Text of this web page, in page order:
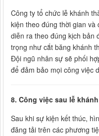
Công ty tổ chức lễ khánh
kiện theo đúng thời gian
diễn ra theo đúng kịch bản
trọng như cắt băng khánh
Đội ngũ nhân sự sẽ phối
để đảm bảo mọi công việc
8. Công việc sau lễ
Sau khi sự kiện kết thúc,
đăng tải trên các phương